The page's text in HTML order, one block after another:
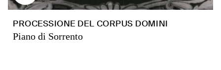
PROCESSIONE DEL CORPUS DOMINI
Piano di Sorrento